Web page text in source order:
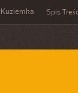
Kuziemka Spis